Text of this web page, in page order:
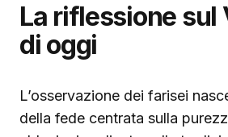
La riflessione sul
di oggi
L’osservazione dei farisei
della fede centrata sulla